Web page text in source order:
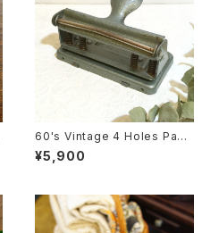
60's Vintage 4 Holes Pape
r Puncher form LATVIA [O
V-2]
¥5,900